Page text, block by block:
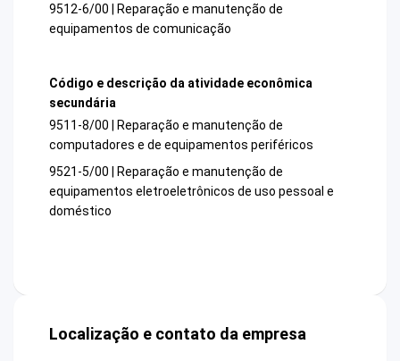
9512-6/00 | Reparação e manutenção de
equipamentos de comunicação
Código e descrição da atividade econômica
secundária
9511-8/00 | Reparação e manutenção de
computadores e de equipamentos periféricos
9521-5/00 | Reparação e manutenção de
equipamentos eletroeletrônicos de uso pessoal e
doméstico
Localização e contato da empresa